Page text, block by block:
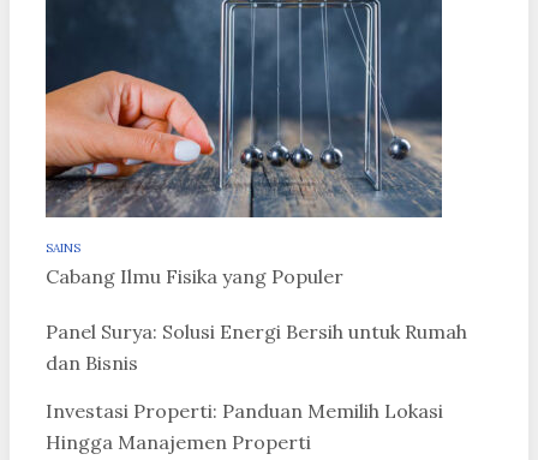
SAINS
Cabang Ilmu Fisika yang Populer
Panel Surya: Solusi Energi Bersih untuk Rumah
dan Bisnis
Investasi Properti: Panduan Memilih Lokasi
Hingga Manajemen Properti